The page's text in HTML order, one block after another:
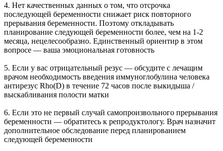
4.⁠ ⁠Нет качественных данных о том, что отсрочка
последующей беременности снижает риск повторного
прерывания беременности. Поэтому откладывать
планирование следующей беременности более, чем на 1-2
месяца, нецелесообразно. Единственный ориентир в этом
вопросе — ваша эмоциональная готовность
5.⁠ ⁠Если у вас отрицательный резус — обсудите с лечащим
врачом необходимость введения иммуноглобулина человека
антирезус Rho(D) в течение 72 часов после выкидыша /
выскабливания полости матки
6.⁠ ⁠Если это не первый случай самопроизвольного прерывания
беременности — обратитесь к репродуктологу. Врач назначит
дополнительное обследование перед планированием
следующей беременности